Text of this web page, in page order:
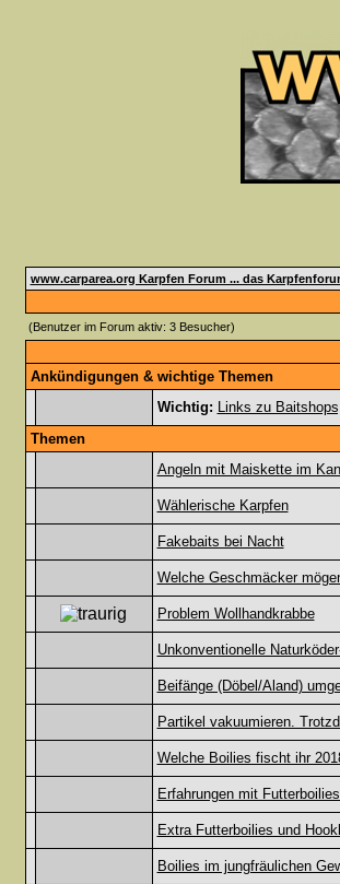
www.carparea.org Karpfen Forum ... das
(Benutzer im Forum aktiv: 3 Besucher)
Ankündigungen & wichtige Themen
Wichtig: Links zu
Themen
Angeln mit Maiskette im
Wählerische Karpfen
Fakebaits bei Nacht
Welche Geschmäcker
Problem Wollhandkrabbe
Unkonventionelle
Beifänge (Döbel/Aland)
Partikel vakuumieren.
Welche Boilies fischt ihr
Erfahrungen mit
Extra Futterboilies und
Boilies im jungfräulichen